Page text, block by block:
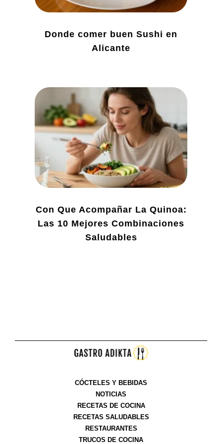
Donde comer buen Sushi en
Alicante
Con Que Acompañar La Quinoa:
Las 10 Mejores Combinaciones
Saludables
CÓCTELES Y BEBIDAS
NOTICIAS
RECETAS DE COCINA
RECETAS SALUDABLES
RESTAURANTES
TRUCOS DE COCINA